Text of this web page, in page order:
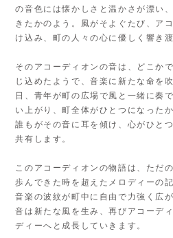
の音色には懐かしさと温かさが漂い
きたかのよう。風がそよぐたび、ア
け込み、町の人々の心に優しく響き渡
そのアコーディオンの音は、どこか
じ込めたようで、音楽に新たな命を
日、青年が町の広場で風と一緒に奏
い上がり、町全体がひとつになった
誰もがその音に耳を傾け、心がひと
共有します。
このアコーディオンの物語は、ただ
歩んできた時を超えたメロディーの
音楽の波紋が町中に自由で力強く広
音は新たな風を生み、再びアコーデ
ディーへと成長していきます。